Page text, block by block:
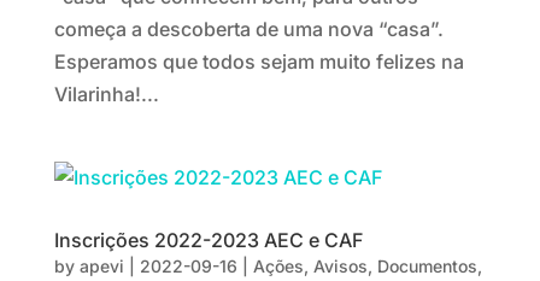
começa a descoberta de uma nova “casa”.
Esperamos que todos sejam muito felizes na
Vilarinha!...
Inscrições 2022-2023 AEC e CAF
by apevi 2022-09-16 Ações, Avisos, Documentos,